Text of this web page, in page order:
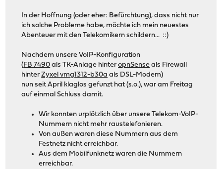
In der Hoffnung (oder eher: Befürchtung), dass nicht nur
ich solche Probleme habe, möchte ich mein neuestes
Abenteuer mit den Telekomikern schildern... ::)
Nachdem unsere VoIP-Konfiguration
( FB 7490 als TK-Anlage hinteropnSense als Firewall
hinterZyxel vmg1312-b30a als DSL-Modem)
nun seit April klaglos gefunzt hat (s.o.), war am Freitag
auf einmal Schluss damit.
Wir konnten urplötzlich über unsere Telekom-VoIP-
Nummern nicht mehr raustelefonieren.
Von außen waren diese Nummern aus dem
Festnetz nicht erreichbar.
Aus dem Mobilfunknetz waren die Nummern
erreichbar.